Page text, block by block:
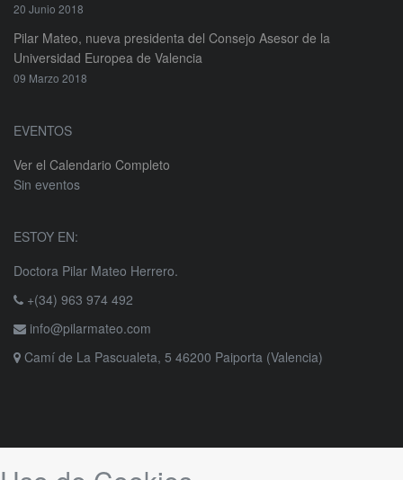
20 Junio 2018
Pilar Mateo, nueva presidenta del Consejo Asesor de la
Universidad Europea de Valencia
09 Marzo 2018
EVENTOS
Ver el Calendario Completo
Sin eventos
ESTOY EN:
Doctora Pilar Mateo Herrero.
+(34) 963 974 492
info@pilarmateo.com
Camí de La Pascualeta, 5 46200 Paiporta (Valencia)